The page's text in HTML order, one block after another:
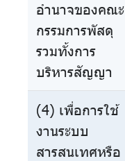
อำนาจของคณะ
กรรมการพัสดุ
รวมทั้งการ
บริหารสัญญา
(4) เพื่อการใช้
งานระบบ
สารสนเทศหรือ